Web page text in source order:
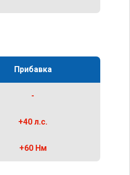
Прибавка
-
+40 л.с.
+60 Нм